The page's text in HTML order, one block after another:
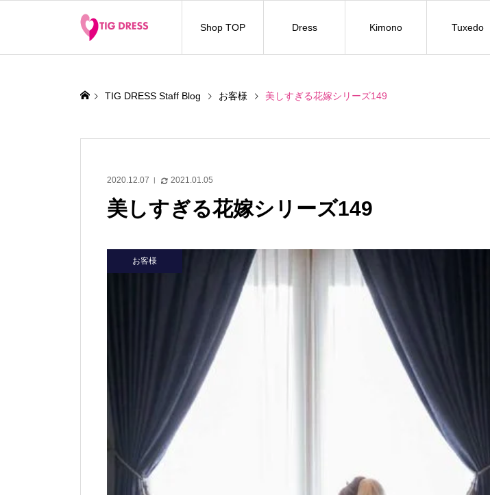
Shop TOP Dress Kimono Tuxedo
TIG DRESS Staff Blog お客様 美しすぎる花嫁シリーズ149
2020.12.07 2021.01.05
美しすぎる花嫁シリーズ149
お客様